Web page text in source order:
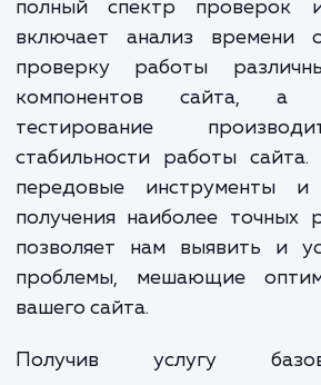
В рамках услуги
производительности
полный спектр
включает анализ
компонентов